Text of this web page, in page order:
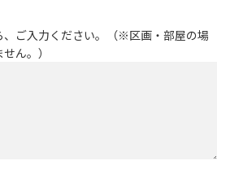
、ご入力ください。（※区画・部屋の場
ん。）